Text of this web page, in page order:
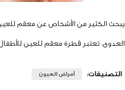
يبحث الكثير من الأشخاص عن معقم
العدوى. تعتبر قطرة معقم للعين
التصنيفات: أمراض العيون